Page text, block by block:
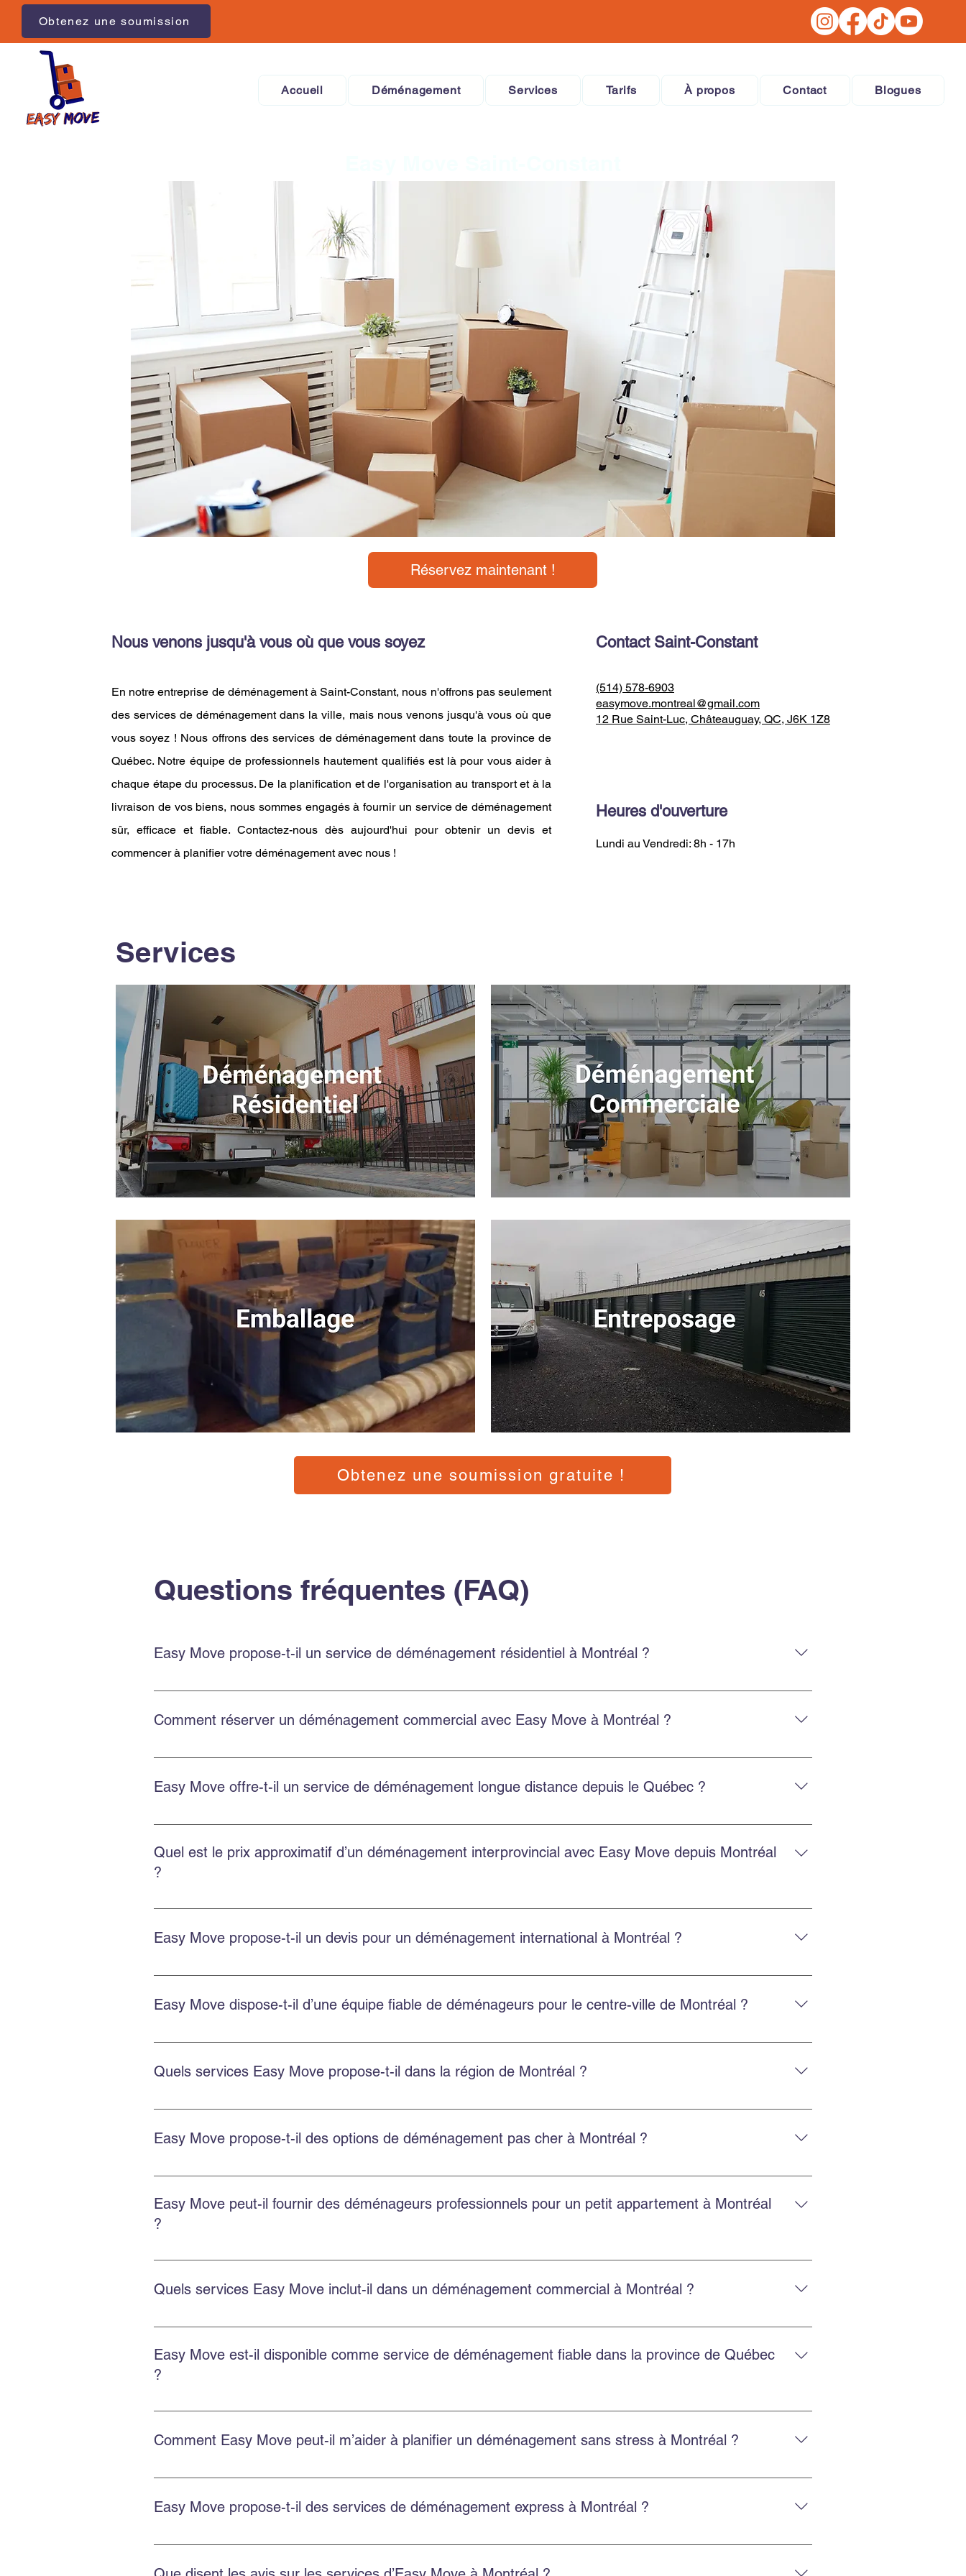
Obtenez une soumission
Accueil Déménagement Services Tarifs À propos Contact Blogues
Réservez maintenant !
Nous venons jusqu'à vous où que vous soyez
En notre entreprise de déménagement à Saint-Constant, nous n'offrons pas seulement
des services de déménagement dans la ville, mais nous venons jusqu'à vous où que
vous soyez ! Nous offrons des services de déménagement dans toute la province de
Québec. Notre équipe de professionnels hautement qualifiés est là pour vous aider à
chaque étape du processus. De la planification et de l'organisation au transport et à la
livraison de vos biens, nous sommes engagés à fournir un service de déménagement
sûr, efficace et fiable. Contactez-nous dès aujourd'hui pour obtenir un devis et
commencer à planifier votre déménagement avec nous !
Contact Saint-Constant
(514) 578-6903
easymove.montreal@gmail.com
12 Rue Saint-Luc, Châteauguay, QC, J6K 1Z8
Heures d'ouverture
Lundi au Vendredi: 8h - 17h
Services
Obtenez une soumission gratuite !
Questions fréquentes (FAQ)
Easy Move propose-t-il un service de déménagement résidentiel à Montréal ?
Oui. Easy Move Montréal propose un service résidentiel à Montréal et en banlieue, avec une équipe expérimentée qui manipule
Comment réserver un déménagement commercial avec Easy Move à Montréal ?
Réservez en remplissant le formulaire sur le site, en appelant au 514‑578‑6903, ou en nous contactant via Facebook ou
Easy Move offre-t-il un service de déménagement longue distance depuis le Québec ?
Oui. Easy Move réalise des déménagements provinciaux et internationaux depuis le Québec. Contactez-nous pour une cotation
Quel est le prix approximatif d’un déménagement interprovincial avec Easy Move depuis Montréal
?
Le prix dépend de la distance, du volume et des services choisis. Easy Move propose des soumissions gratuites en ligne pour
Easy Move propose-t-il un devis pour un déménagement international à Montréal ?
Oui. Easy Move fournit des devis gratuits pour les déménagements internationaux depuis Montréal, y compris vers les États-Unis.
Easy Move dispose-t-il d’une équipe fiable de déménageurs pour le centre-ville de Montréal ?
Oui. Easy Move dessert le centre-ville de Montréal avec une équipe ponctuelle, professionnelle et fiable.
Quels services Easy Move propose-t-il dans la région de Montréal ?
Easy Move propose le déménagement résidentiel, commercial, l’emballage professionnel, l’entreposage sécurisé et la location
Easy Move propose-t-il des options de déménagement pas cher à Montréal ?
Easy Move propose des solutions économiques et transparentes, avec un bon rapport qualité-prix et un service fiable.
Easy Move peut-il fournir des déménageurs professionnels pour un petit appartement à Montréal
?
Oui. Easy Move intervient aussi bien pour les petits appartements que pour les grands logements, avec un service adapté et
Quels services Easy Move inclut-il dans un déménagement commercial à Montréal ?
Le déménagement commercial inclut la planification, le chargement, le transport, le déchargement et la protection des biens, avec
Easy Move est-il disponible comme service de déménagement fiable dans la province de Québec
?
Oui. Easy Move intervient partout au Québec, y compris Montréal, Châteauguay et plusieurs autres régions.
Comment Easy Move peut-il m’aider à planifier un déménagement sans stress à Montréal ?
Planifiez à l’avance, obtenez une soumission gratuite, choisissez une équipe ponctuelle et utilisez nos services d’emballage ou
Easy Move propose-t-il des services de déménagement express à Montréal ?
Oui. Easy Move propose des services rapides et flexibles pour réduire le stress et assurer un déménagement efficace.